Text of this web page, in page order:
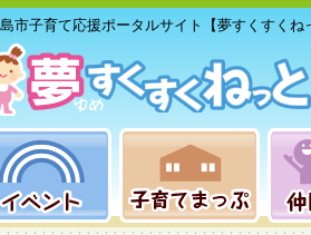
市子育て応援ポータルサイト【夢すくすく